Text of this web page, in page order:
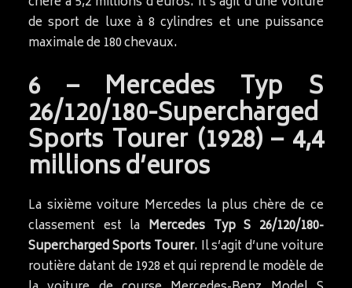
de sport de luxe à 8 cylindres et une puissance
maximale de 180 chevaux.
6 – Mercedes Typ S
26/120/180-Supercharged
Sports Tourer (1928) – 4,4
millions d’euros
La sixième voiture Mercedes la plus chère de ce
classement est la Mercedes Typ S 26/120/180-
Supercharged Sports Tourer. Il s’agit d’une voiture
routière datant de 1928 et qui reprend le modèle de